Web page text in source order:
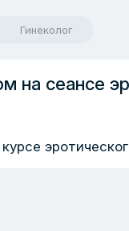
Гинеколог
на сеансе